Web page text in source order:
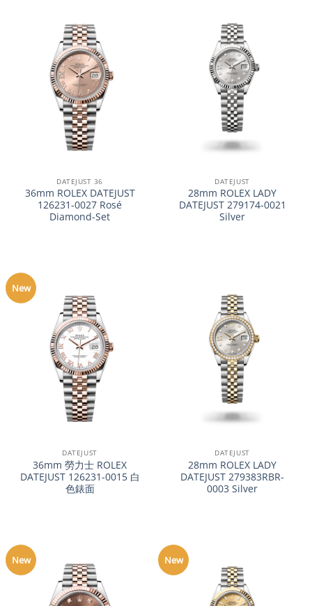
DATEJUST 36
36mm ROLEX DATEJUST
126231-0027 Rosé
Diamond-Set
DATEJUST
28mm ROLEX LADY
DATEJUST 279174-0021
Silver
New
DATEJUST
36mm 勞力士 ROLEX
DATEJUST 126231-0015 白
色錶面
DATEJUST
28mm ROLEX LADY
DATEJUST 279383RBR-
0003 Silver
New New